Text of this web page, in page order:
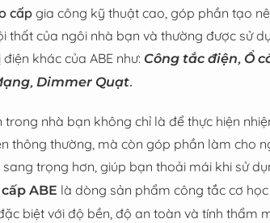
cấp gia công kỹ thuật cao, góp phần tạo
thất của ngôi nhà bạn và thường được sử
khác của ABE như: Công tắc điện, Ổ
, Dimmer Quạt.
trong nhà bạn không chỉ là để thực hiện
thông thường, mà còn góp phần làm cho
trọng hơn, giúp bạn thoải mái khi sử
ABE là dòng sản phẩm công tắc cơ
biệt với độ bền, độ an toàn và tính thẩm